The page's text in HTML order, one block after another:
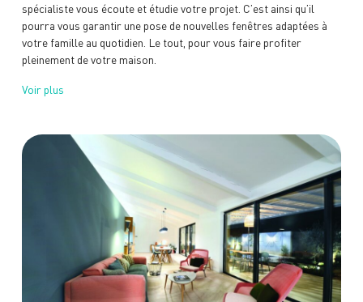
spécialiste vous écoute et étudie votre projet. C’est ainsi qu’il
pourra vous garantir une pose de nouvelles fenêtres adaptées à
votre famille au quotidien. Le tout, pour vous faire profiter
pleinement de votre maison.
Voir plus